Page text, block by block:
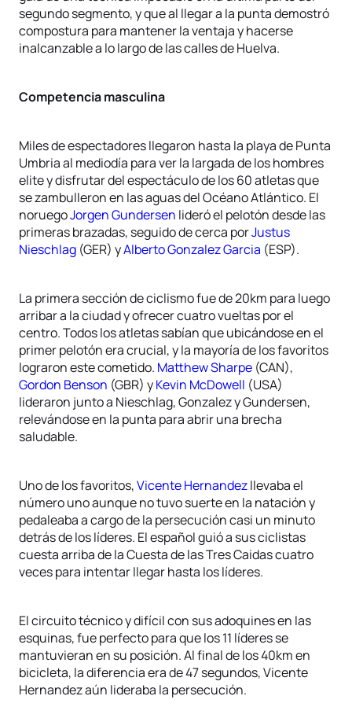
segundo segmento, y que al llegar a la punta demostró
compostura para mantener la ventaja y hacerse
inalcanzable a lo largo de las calles de Huelva.
Competencia masculina
Miles de espectadores llegaron hasta la playa de Punta
Umbria al mediodía para ver la largada de los hombres
elite y disfrutar del espectáculo de los 60 atletas que
se zambulleron en las aguas del Océano Atlántico. El
noruegoJorgen Gundersen lideró el pelotón desde las
primeras brazadas, seguido de cerca porJustus
Nieschlag (GER) yAlberto Gonzalez Garcia (ESP).
La primera sección de ciclismo fue de 20km para luego
arribar a la ciudad y ofrecer cuatro vueltas por el
centro. Todos los atletas sabían que ubicándose en el
primer pelotón era crucial, y la mayoría de los favoritos
lograron este cometido. Matthew Sharpe (CAN),
Gordon Benson (GBR) yKevin McDowell (USA)
lideraron junto a Nieschlag, Gonzalez y Gundersen,
relevándose en la punta para abrir una brecha
saludable.
Uno de los favoritos,Vicente Hernandezllevaba el
número uno aunque no tuvo suerte en la natación y
pedaleaba a cargo de la persecución casi un minuto
detrás de los líderes. El español guió a sus ciclistas
cuesta arriba de la Cuesta de las Tres Caidas cuatro
veces para intentar llegar hasta los líderes.
El circuito técnico y difícil con sus adoquines en las
esquinas, fue perfecto para que los 11 líderes se
mantuvieran en su posición. Al final de los 40km en
bicicleta, la diferencia era de 47 segundos, Vicente
Hernandez aún lideraba la persecución.